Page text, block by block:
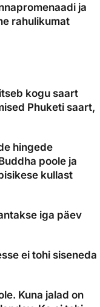
ja
rahulikumat
kogu saart
Phuketi saart,
hingede
poole ja
kullast
iga päev
ei tohi siseneda
Kuna jalad on